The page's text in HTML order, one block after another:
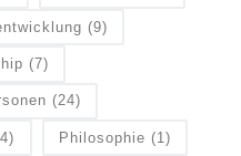
(9)
(7)
(24)
Philosophie (1)